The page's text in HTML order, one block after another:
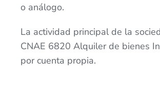
o análogo.
La actividad principal de la
CNAE 6820 Alquiler de bienes
por cuenta propia.